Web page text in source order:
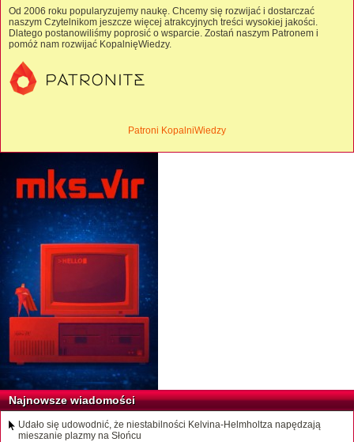
Od 2006 roku popularyzujemy naukę. Chcemy się rozwijać i dostarczać
naszym Czytelnikom jeszcze więcej atrakcyjnych treści wysokiej jakości.
Dlatego postanowiliśmy poprosić o wsparcie. Zostań naszym Patronem i
pomóż nam rozwijać KopalnięWiedzy.
Patroni KopalniWiedzy
Najnowsze wiadomości
Udało się udowodnić, że niestabilności Kelvina-Helmholtza napędzają
mieszanie plazmy na Słońcu